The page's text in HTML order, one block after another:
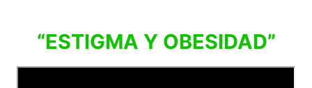
“ESTIGMA Y OBESIDAD”